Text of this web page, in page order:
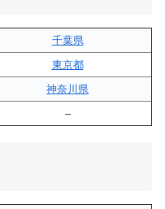
千葉県
東京都
神奈川県
–